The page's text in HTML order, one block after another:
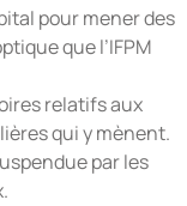
pour mener des
que l’IFPM
relatifs aux
qui y mènent.
par les